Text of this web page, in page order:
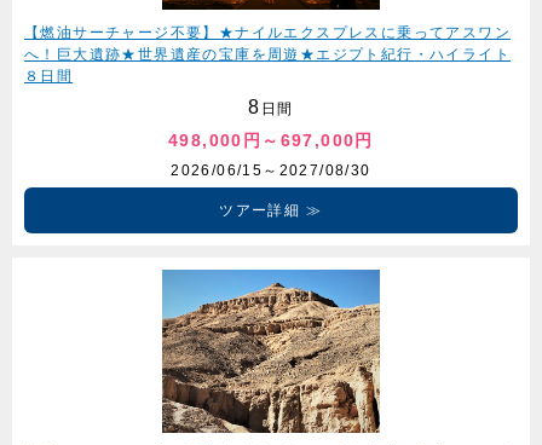
【燃油サーチャージ不要】★ナイルエクスプレスに乗ってアスワン
へ！巨大遺跡★世界遺産の宝庫を周遊★エジプト紀行・ハイライト
８日間
8 日間
498,000円～697,000円
2026/06/15～2027/08/30
ツアー詳細